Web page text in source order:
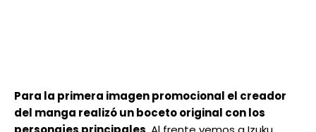
Para la primera imagen promocional el creador
del manga realizó un boceto original con los